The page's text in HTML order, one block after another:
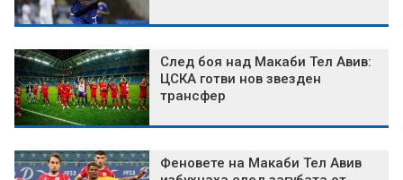
След боя над Макаби Тел Авив:
ЦСКА готви нов звезден
трансфер
Феновете на Макаби Тел Авив